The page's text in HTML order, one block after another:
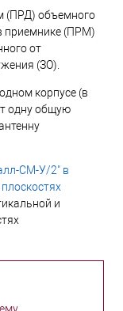
(ПРД) объемного
приемнике (ПРМ)
от
(ЗО).
корпусе (в
одну общую
и